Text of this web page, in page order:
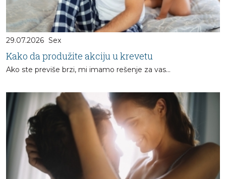
29.07.2026 Sex
Kako da produžite akciju u krevetu
Ako ste previše brzi, mi imamo rešenje za vas...